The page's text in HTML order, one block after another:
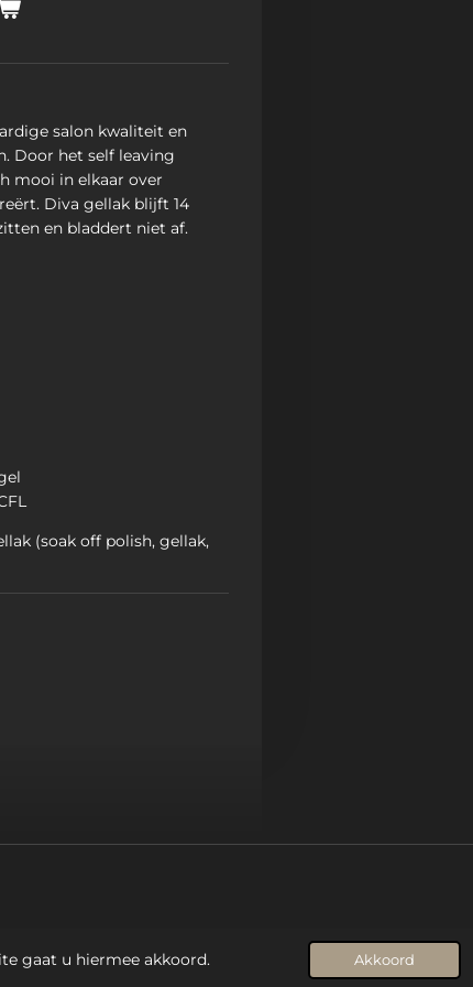
gaat u hiermee akkoord. Akkoord
salon kwaliteit en
Door het self leaving
mooi in elkaar over
Diva gellak blijft 14
en bladdert niet af.
(soak off polish, gellak,